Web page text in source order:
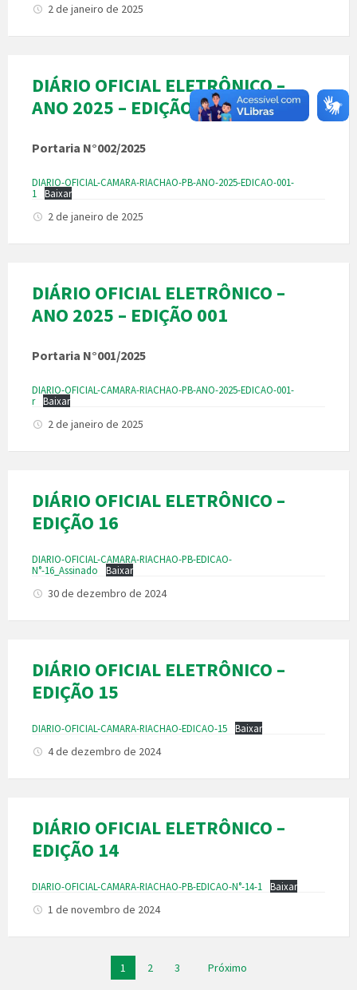
2 de janeiro de 2025
DIÁRIO OFICIAL ELETRÔNICO –
ANO 2025 – EDIÇÃO 001-1
Portaria N°002/2025
DIARIO-OFICIAL-CAMARA-RIACHAO-PB-ANO-2025-EDICAO-001-
1
Baixar
2 de janeiro de 2025
DIÁRIO OFICIAL ELETRÔNICO –
ANO 2025 – EDIÇÃO 001
Portaria N°001/2025
DIARIO-OFICIAL-CAMARA-RIACHAO-PB-ANO-2025-EDICAO-001-
r
Baixar
2 de janeiro de 2025
DIÁRIO OFICIAL ELETRÔNICO –
EDIÇÃO 16
DIARIO-OFICIAL-CAMARA-RIACHAO-PB-EDICAO-
N°-16_Assinado
Baixar
30 de dezembro de 2024
DIÁRIO OFICIAL ELETRÔNICO –
EDIÇÃO 15
DIARIO-OFICIAL-CAMARA-RIACHAO-EDICAO-15 Baixar
4 de dezembro de 2024
DIÁRIO OFICIAL ELETRÔNICO –
EDIÇÃO 14
DIARIO-OFICIAL-CAMARA-RIACHAO-PB-EDICAO-N°-14-1 Baixar
1 de novembro de 2024
1 2 3 Próximo